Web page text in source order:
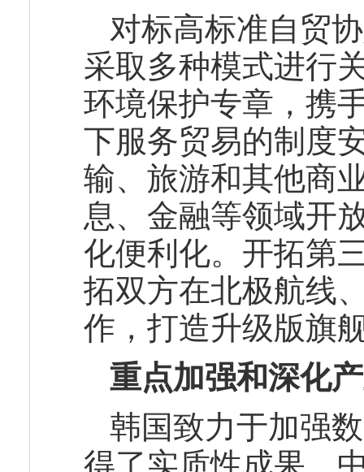
对标高标准自贸
采取多种模式进行
环境保护专章，携
下服务贸易的制度
输、旅游和其他商
息、金融等领域开
化便利化。开拓第
拓双方在北极航线
作，打造升级版旗
重点加强和深化
韩国致力于加强
得了实质性成果。